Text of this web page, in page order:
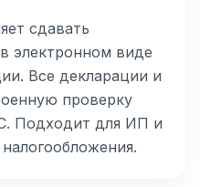
сдавать
электронном виде
Все декларации и
проверку
Подходит для ИП и